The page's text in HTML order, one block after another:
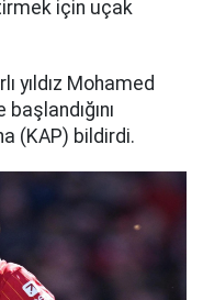
için uçak
yıldız Mohamed
(KAP) bildirdi.